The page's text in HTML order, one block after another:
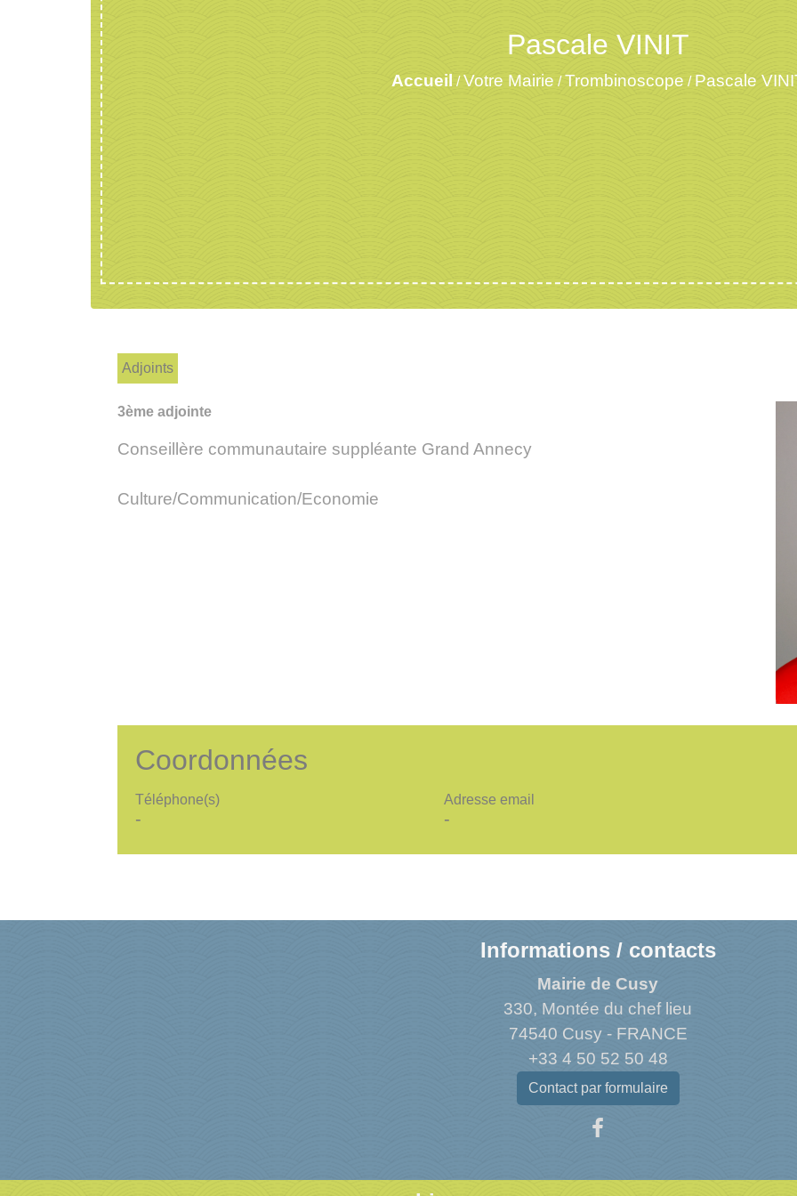
Pascale VINIT
Accueil /Votre Mairie /Trombinoscope / Pascale
Adjoints
3ème adjointe
Conseillère communautaire suppléante Grand Annecy
Culture/Communication/Economie
Coordonnées
Téléphone(s)
-
Adresse email
-
Informations / contacts
Mairie de Cusy
330, Montée du chef lieu
74540 Cusy - FRANCE
+33 4 50 52 50 48
Contact par formulaire